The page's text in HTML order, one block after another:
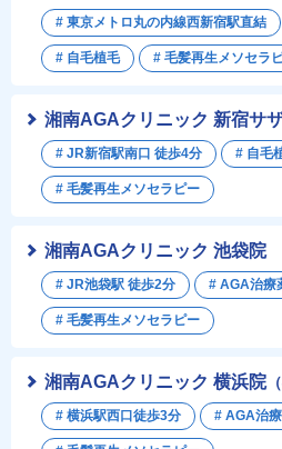
# 東京メトロ丸の内線西新宿駅直結
# 自毛植毛 # 毛髪再生メソセラ
湘南AGAクリニック 新宿サ
# JR新宿駅南口 徒歩4分 # 自毛
# 毛髪再生メソセラピー
湘南AGAクリニック 横浜院
# 横浜駅西口徒歩3分 # AGA治
湘南AGAクリニック 池袋院
# JR池袋駅 徒歩2分 # AGA治療
# 毛髪再生メソセラピー